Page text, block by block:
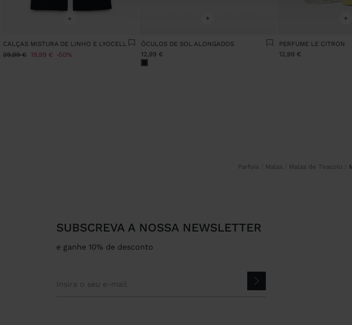
+
CALÇAS MISTURA DE LINHO E LYOCELL
39,99 € 19,99 € 50%
+
ÓCULOS DE SOL ALONGADOS
12,99 €
+
PERFUME LE CITRON
12,99 €
Parfois Malas Malas de Tiracolo
SUBSCREVA A NOSSA NEWSLETTER
e ganhe 10% de desconto